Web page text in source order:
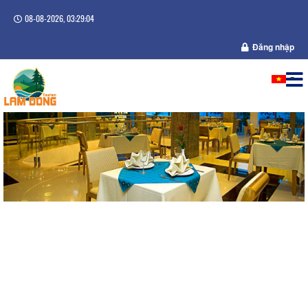
08-08-2026, 03:29:04
Đăng nhập